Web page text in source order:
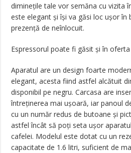
diminețile tale vor semăna cu vizita
este elegant și își va găsi loc ușor în
prezență de neînlocuit.
Espressorul poate fi găsit și în
Aparatul are un design foarte
elegant, acesta fiind astfel alcătuit
disponibil pe negru. Carcasa are
întreținerea mai ușoară, iar panoul
cu un număr redus de butoane și
astfel încât să poți seta ușor
cafelei. Modelul este dotat cu un
capacitate de 1.6 litri, suficient de